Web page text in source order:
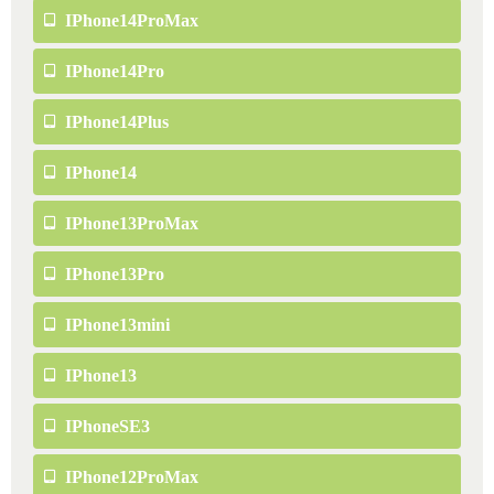
IPhone14ProMax
IPhone14Pro
IPhone14Plus
IPhone14
IPhone13ProMax
IPhone13Pro
IPhone13mini
IPhone13
IPhoneSE3
IPhone12ProMax